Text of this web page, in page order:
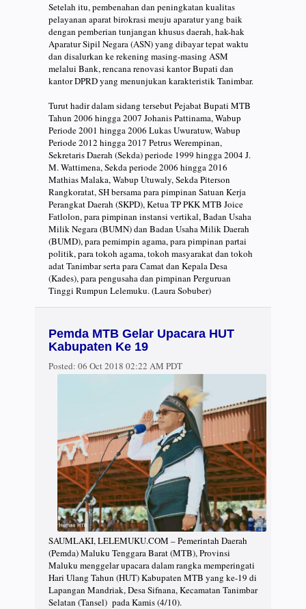
Setelah itu, pembenahan dan peningkatan kualitas
pelayanan aparat birokrasi meuju aparatur yang baik
dengan pemberian tunjangan khusus daerah, hak-hak
Aparatur Sipil Negara (ASN) yang dibayar tepat waktu
dan disalurkan ke rekening masing-masing ASM
melalui Bank, rencana renovasi kantor Bupati dan
kantor DPRD yang menunjukan karakteristik Tanimbar.
Turut hadir dalam sidang tersebut Pejabat Bupati MTB
Tahun 2006 hingga 2007 Johanis Pattinama, Wabup
Periode 2001 hingga 2006 Lukas Uwuratuw, Wabup
Periode 2012 hingga 2017 Petrus Werempinan,
Sekretaris Daerah (Sekda) periode 1999 hingga 2004 J.
M. Wattimena, Sekda periode 2006 hingga 2016
Mathias Malaka, Wabup Utuwaly, Sekda Piterson
Rangkoratat, SH bersama para pimpinan Satuan Kerja
Perangkat Daerah (SKPD), Ketua TP PKK MTB Joice
Fatlolon, para pimpinan instansi vertikal, Badan Usaha
Milik Negara (BUMN) dan Badan Usaha Milik Daerah
(BUMD), para pemimpin agama, para pimpinan partai
politik, para tokoh agama, tokoh masyarakat dan tokoh
adat Tanimbar serta para Camat dan Kepala Desa
(Kades), para pengusaha dan pimpinan Perguruan
Tinggi Rumpun Lelemuku. (Laura Sobuber)
Pemda MTB Gelar Upacara HUT
Kabupaten Ke 19
Posted: 06 Oct 2018 02:22 AM PDT
SAUMLAKI, LELEMUKU.COM – Pemerintah Daerah
(Pemda) Maluku Tenggara Barat (MTB), Provinsi
Maluku menggelar upacara dalam rangka memperingati
Hari Ulang Tahun (HUT) Kabupaten MTB yang ke-19 di
Lapangan Mandriak, Desa Sifnana, Kecamatan Tanimbar
Selatan (Tansel) pada Kamis (4/10).